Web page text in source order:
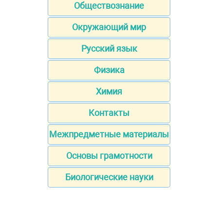
Обществознание
Окружающий мир
Русский язык
Физика
Химия
Контакты
Межпредметные материалы
Основы грамотности
Биологические науки